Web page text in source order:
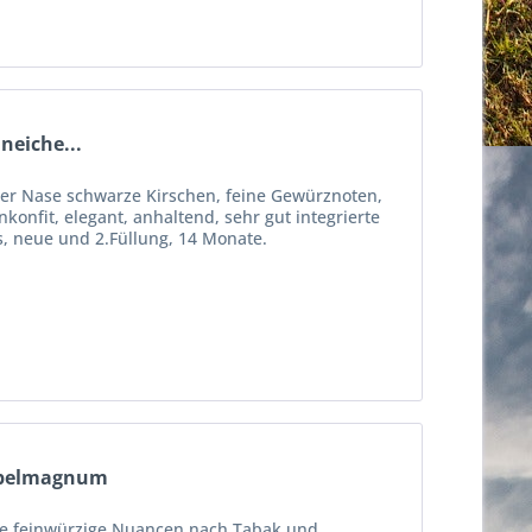
Nase schwarze Kirschen, feine Gewürznoten,
elegant, anhaltend, sehr gut integrierte
neue und 2.Füllung, 14 Monate.